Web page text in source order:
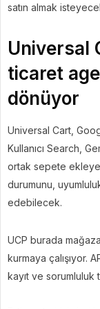
satın almak
Universal
ticaret
dönüyor
Universal Cart,
Kullanıcı Search,
ortak sepete
durumunu,
edebilecek.
UCP burada
kurmaya çalışıyor.
kayıt ve sorumluluk